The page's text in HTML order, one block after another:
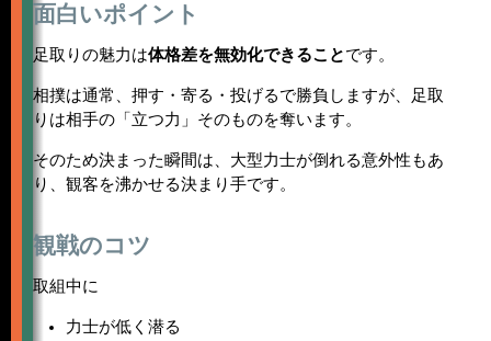
面白いポイント
足取りの魅力は体格差を無効化できることです。
相撲は通常、押す・寄る・投げるで勝負しますが、足取
りは相手の「立つ力」そのものを奪います。
そのため決まった瞬間は、大型力士が倒れる意外性もあ
り、観客を沸かせる決まり手です。
観戦のコツ
取組中に
力士が低く潜る